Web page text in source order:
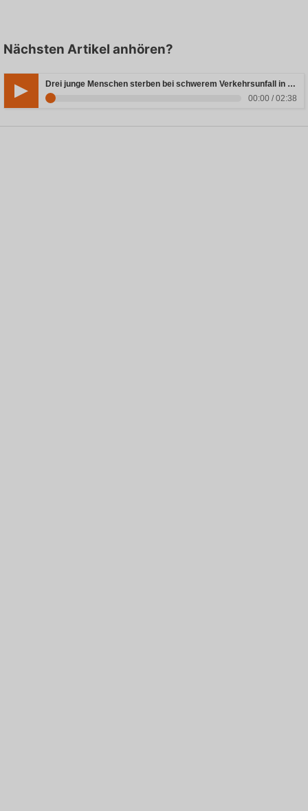
Nächsten Artikel anhören?
Drei junge Menschen sterben bei schwerem Verkehrsunfall in Rheinland-Pfalz
00:00 / 02:38